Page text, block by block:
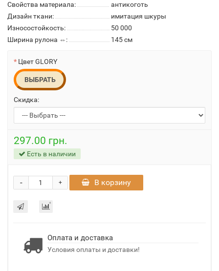
Свойства материала:
антикоготь
Дизайн ткани:
имитация шкуры
Износостойкость:
50 000
Ширина рулона ⇔:
145 см
Цвет GLORY
ВЫБРАТЬ
Скидка:
297.00 грн.
Есть в наличии
+
- В корзину
Оплата и доставка
Условия оплаты и доставки!